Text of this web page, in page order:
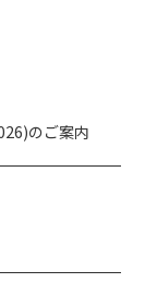
のご案内